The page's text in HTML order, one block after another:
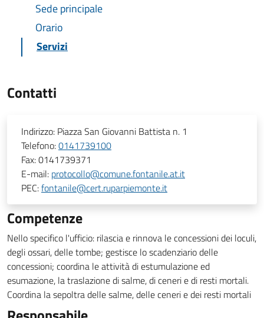
Sede principale
Orario
Servizi
Contatti
Indirizzo: Piazza San Giovanni Battista n. 1
Telefono:0141739100
Fax:0141739371
E-mail: protocollo@comune.fontanile.at.it
PEC:fontanile@cert.ruparpiemonte.it
Competenze
Nello specifico l'ufficio: rilascia e rinnova le concessioni dei loculi,
degli ossari, delle tombe; gestisce lo scadenziario delle
concessioni; coordina le attività di estumulazione ed
esumazione, la traslazione di salme, di ceneri e di resti mortali.
Coordina la sepoltra delle salme, delle ceneri e dei resti mortali